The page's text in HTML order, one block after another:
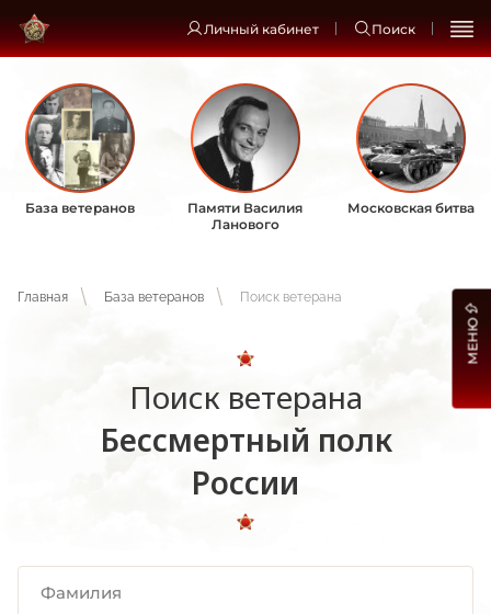
Личный кабинет Поиск
База ветеранов
Памяти Василия
Ланового
Московская битва
Главная База ветеранов Поиск ветерана
Поиск ветерана
Бессмертный полк
России
МЕНЮ